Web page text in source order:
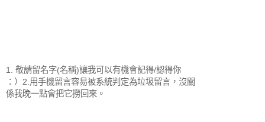
1. 敬請留名字(名稱)讓我可以有機會記得/認得你
：）2.用手機留言容易被系統判定為垃圾留言，沒關
係我晚一點會把它撈回來。